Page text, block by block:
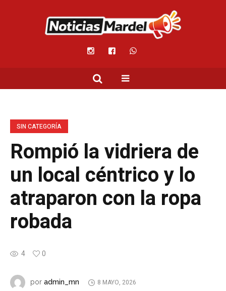
SIN CATEGORÍA
Rompió la vidriera de
un local céntrico y lo
atraparon con la ropa
robada
4 0
por admin_mn 8 MAYO, 2026